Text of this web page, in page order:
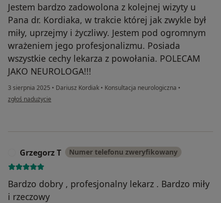
Jestem bardzo zadowolona z kolejnej wizyty u
Pana dr. Kordiaka, w trakcie której jak zwykle był
miły, uprzejmy i życzliwy. Jestem pod ogromnym
wrażeniem jego profesjonalizmu. Posiada
wszystkie cechy lekarza z powołania. POLECAM
JAKO NEUROLOGA!!!
3 sierpnia 2025 • Dariusz Kordiak • Konsultacja neurologiczna •
w opinii użytkownika Danuta z Tomaszowa
zgłoś nadużycie
Grzegorz T Numer telefonu zweryfikowany
Bardzo dobry , profesjonalny lekarz . Bardzo miły
i rzeczowy